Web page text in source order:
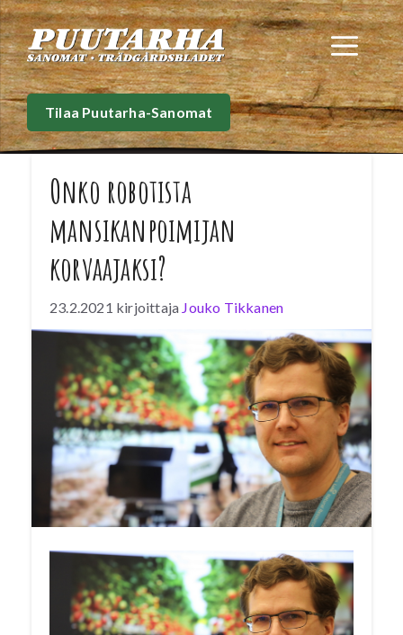
Siirry
sisältöön
Tilaa Puutarha-Sanomat
Onko robotista
mansikanpoimijan
korvaajaksi?
23.2.2021 kirjoittaja Jouko Tikkanen
Marjojen poiminta perustuu valtaosaltaan
ulkomaiseen työvoimaan, minkä saanti on
vaikeutunut pandemian johdosta. Lukessa
rakennetaan poimijarobottia, jolla voitaisiin
korvata ihmistyötä pellolla. Artikkeli on
julkaistu kokonaisuudessaan Puutarha-
Sanomien numerossa2/2021.Katso
videoita mansikan poimintaroboteista.